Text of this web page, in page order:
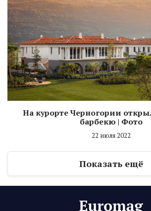
На курорте Черногории
барбекю | Фото
22 июля 2022
Показать ещё